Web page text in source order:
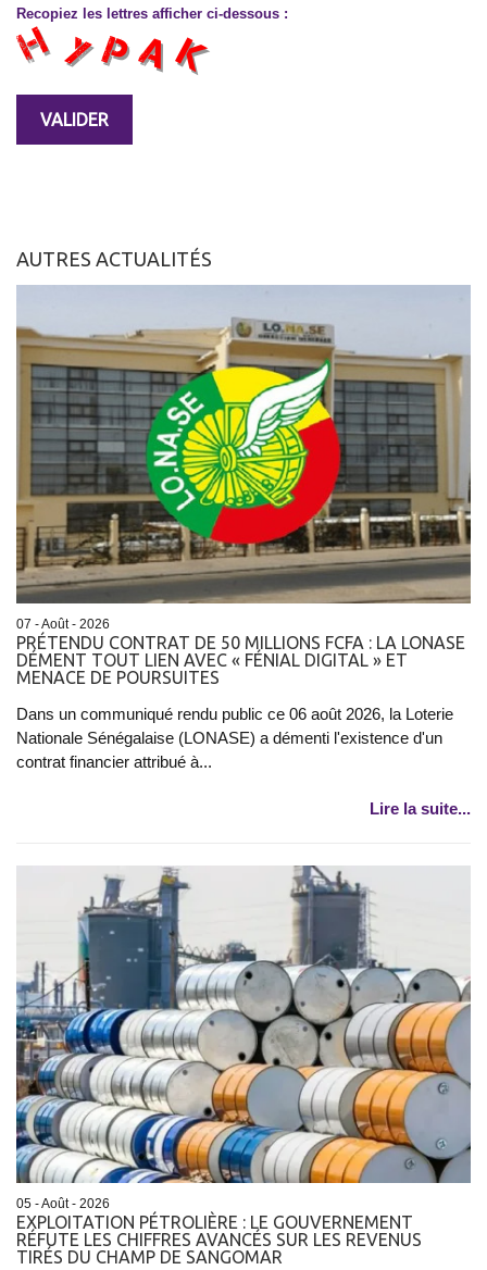
Recopiez les lettres afficher ci-dessous :
AUTRES ACTUALITÉS
07 - Août - 2026
PRÉTENDU CONTRAT DE 50 MILLIONS FCFA : LA LONASE
DÉMENT TOUT LIEN AVEC « FÉNIAL DIGITAL » ET
MENACE DE POURSUITES
Dans un communiqué rendu public ce 06 août 2026, la Loterie
Nationale Sénégalaise (LONASE) a démenti l'existence d'un
contrat financier attribué à...
Lire la suite...
05 - Août - 2026
EXPLOITATION PÉTROLIÈRE : LE GOUVERNEMENT
RÉFUTE LES CHIFFRES AVANCÉS SUR LES REVENUS
TIRÉS DU CHAMP DE SANGOMAR